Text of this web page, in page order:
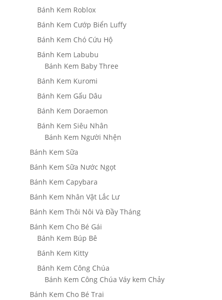
Bánh Kem Roblox
Bánh Kem Cướp Biển Luffy
Bánh Kem Chó Cứu Hộ
Bánh Kem Labubu
Bánh Kem Baby Three
Bánh Kem Kuromi
Bánh Kem Gấu Dâu
Bánh Kem Doraemon
Bánh Kem Siêu Nhân
Bánh Kem Người Nhện
Bánh Kem Sữa
Bánh Kem Sữa Nước Ngọt
Bánh Kem Capybara
Bánh Kem Nhân Vật Lắc Lư
Bánh Kem Thôi Nôi Và Đầy Tháng
Bánh Kem Cho Bé Gái
Bánh Kem Búp Bê
Bánh Kem Kitty
Bánh Kem Công Chúa
Bánh Kem Công Chúa Váy kem Chảy
Bánh Kem Cho Bé Trai